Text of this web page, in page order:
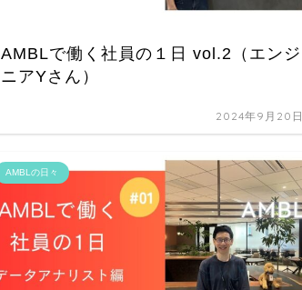
AMBLで働く社員の１日 vol.2（エンジ
ニアYさん）
2024年9月20日
AMBLの日々